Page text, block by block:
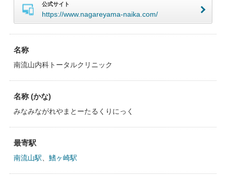
公式サイト
https://www.nagareyama-naika.com/
名称
南流山内科トータルクリニック
名称 (かな)
みなみながれやまとーたるくりにっく
最寄駅
南流山駅 鰭ヶ崎駅